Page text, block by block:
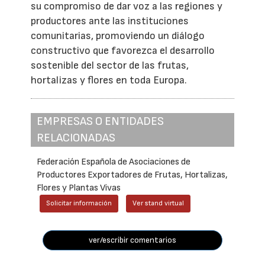
su compromiso de dar voz a las regiones y
productores ante las instituciones
comunitarias, promoviendo un diálogo
constructivo que favorezca el desarrollo
sostenible del sector de las frutas,
hortalizas y flores en toda Europa.
EMPRESAS O ENTIDADES
RELACIONADAS
Federación Española de Asociaciones de
Productores Exportadores de Frutas, Hortalizas,
Flores y Plantas Vivas
Solicitar información Ver stand virtual
ver/escribir comentarios